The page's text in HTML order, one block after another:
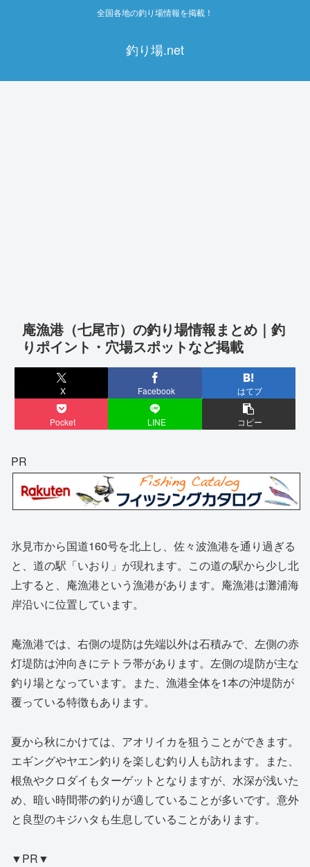
全国各地の釣り場情報を掲載！
釣り場.net
庵漁港（七尾市）の釣り場情報まとめ｜釣
りポイント・穴場スポットなど掲載
X Facebook はてブ
Pocket LINE コピー
PR
氷見市から国道160号を北上し、佐々波漁港を通り過ぎる
と、道の駅「いおり」が現れます。この道の駅から少し北
上すると、庵漁港という漁港があります。庵漁港は灘浦海
岸沿いに位置しています。
庵漁港では、右側の堤防は先端以外は石積みで、左側の赤
灯堤防は沖向きにテトラ帯があります。左側の堤防が主な
釣り場となっています。また、漁港全体を1本の沖堤防が
覆っている特徴もあります。
夏から秋にかけては、アオリイカを狙うことができます。
エギングやヤエン釣りを楽しむ釣り人も訪れます。また、
根魚やクロダイもターゲットとなりますが、水深が浅いた
め、暗い時間帯の釣りが適していることが多いです。意外
と良型のキジハタも生息していることがあります。
▼PR▼